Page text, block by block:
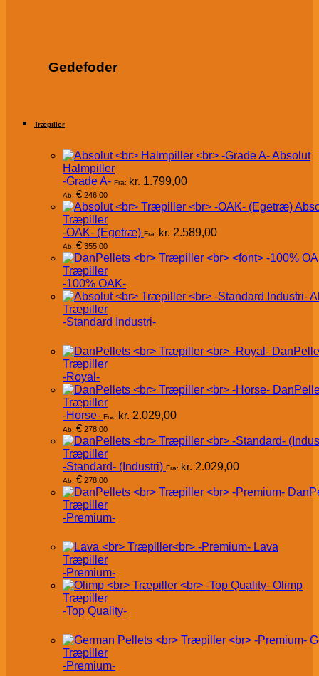
Gedefoder
Træpiller
Absolut
Halmpiller
-Grade A- Fra: kr. 1.799,00
Ab: € 246,00
Træpiller
-OAK- (Egetræ) Fra: kr. 2.589,00
Ab: € 355,00
Træpiller
-100% OAK-
Træpiller
-Standard Industri-
Træpiller
-Royal-
Træpiller
-Horse- Fra: kr. 2.029,00
Ab: € 278,00
Træpiller
-Standard- (Industri) Fra: kr. 2.029,00
Ab: € 278,00
Træpiller
-Premium-
Lava
Træpiller
-Premium-
Olimp
Træpiller
-Top Quality-
Træpiller
-Premium-